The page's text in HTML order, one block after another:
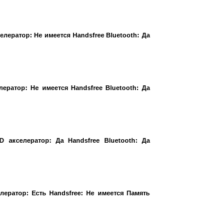
Не имеется Handsfree Bluetooth: Да
Не имеется Handsfree Bluetooth: Да
Да Handsfree Bluetooth: Да
Есть Handsfree: Не имеется Память